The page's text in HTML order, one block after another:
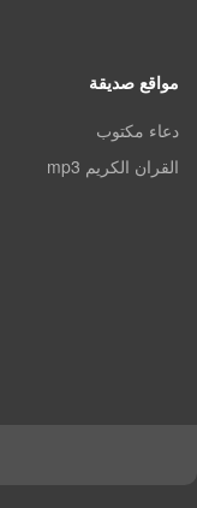
مواقع صديقة
دعاء مكتوب
القران الكريم mp3